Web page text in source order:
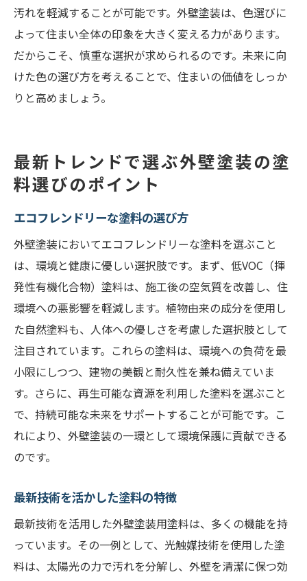
汚れを軽減することが可能です。外壁塗装は、色選びに
よって住まい全体の印象を大きく変える力があります。
だからこそ、慎重な選択が求められるのです。未来に向
けた色の選び方を考えることで、住まいの価値をしっか
りと高めましょう。
最新トレンドで選ぶ外壁塗装の塗
料選びのポイント
エコフレンドリーな塗料の選び方
外壁塗装においてエコフレンドリーな塗料を選ぶこと
は、環境と健康に優しい選択肢です。まず、低VOC（揮
発性有機化合物）塗料は、施工後の空気質を改善し、住
環境への悪影響を軽減します。植物由来の成分を使用し
た自然塗料も、人体への優しさを考慮した選択肢として
注目されています。これらの塗料は、環境への負荷を最
小限にしつつ、建物の美観と耐久性を兼ね備えていま
す。さらに、再生可能な資源を利用した塗料を選ぶこと
で、持続可能な未来をサポートすることが可能です。こ
れにより、外壁塗装の一環として環境保護に貢献できる
のです。
最新技術を活かした塗料の特徴
最新技術を活用した外壁塗装用塗料は、多くの機能を持
っています。その一例として、光触媒技術を使用した塗
料は、太陽光の力で汚れを分解し、外壁を清潔に保つ効